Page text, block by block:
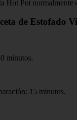
Hot Pot normalmente
de Estofado
minutos.
15 minutos.